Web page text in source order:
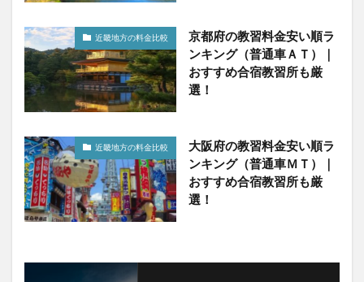
近畿地方の料金比較
京都府の教習料金安い順ラ
ンキング（普通車ＡＴ）｜
おすすめ合宿教習所も厳
選！
近畿地方の料金比較
大阪府の教習料金安い順ラ
ンキング（普通車ＭＴ）｜
おすすめ合宿教習所も厳
選！